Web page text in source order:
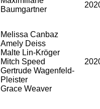
Baumgartner
Melissa Canbaz
Amely Deiss
Malte Lin-Kröger
Mitch Speed
Gertrude Wagenfeld-
Pleister
Grace Weaver